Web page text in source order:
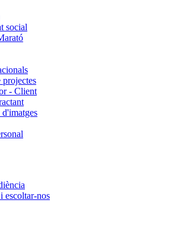
social
projectes
- Client
escoltar-nos